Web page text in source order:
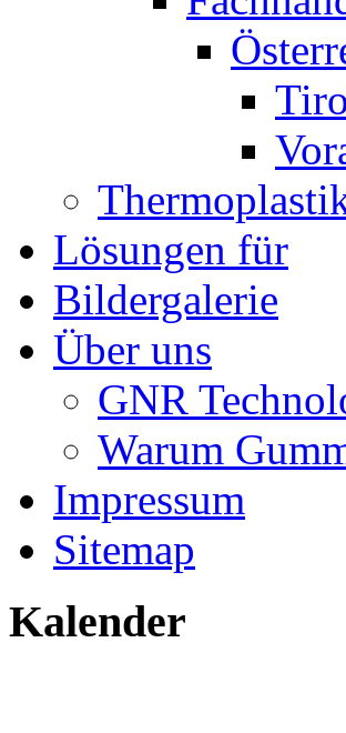
Lösungen für
Bildergalerie
Über uns
GNR
Warum
Impressum
Sitemap
Kalender